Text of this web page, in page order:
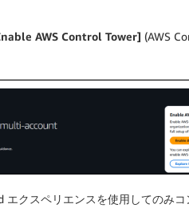
AWS Control Tower] (AWS
クスペリエンスを使用してのみ